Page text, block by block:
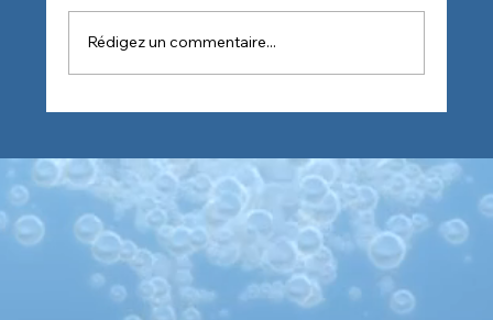
experts
Rédigez un commentaire...